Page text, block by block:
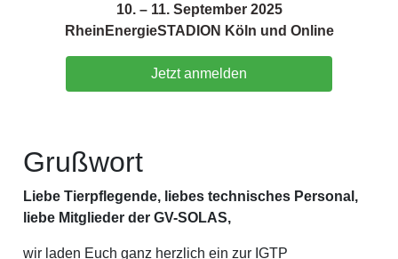
10. – 11. September 2025
RheinEnergieSTADION Köln und Online
Jetzt anmelden
Grußwort
Liebe Tierpflegende, liebes technisches Personal,
liebe Mitglieder der GV-SOLAS,
wir laden Euch ganz herzlich ein zur IGTP